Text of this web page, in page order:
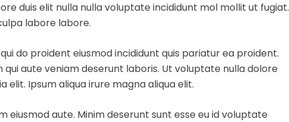
duis elit nulla nulla voluptate incididunt mol mollit ut fugiat.
labore labore.
do proident eiusmod incididunt quis pariatur ea proident.
qui aute veniam deserunt laboris. Ut voluptate nulla dolore
Ipsum aliqua irure magna aliqua elit.
eiusmod aute. Minim deserunt sunt esse eu id voluptate